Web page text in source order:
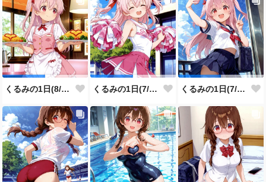
くるみの1日(8/1投稿分) くるみの1日(7/31投稿分) くるみの1日(7/30投稿分)